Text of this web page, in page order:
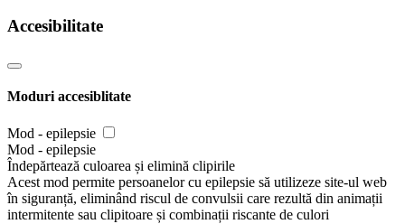
Accesibilitate
Moduri accesiblitate
Mod - epilepsie
Mod - epilepsie
Îndepărtează culoarea și elimină clipirile
Acest mod permite persoanelor cu epilepsie să utilizeze site-ul web
în siguranță, eliminând riscul de convulsii care rezultă din animații
intermitente sau clipitoare și combinații riscante de culori